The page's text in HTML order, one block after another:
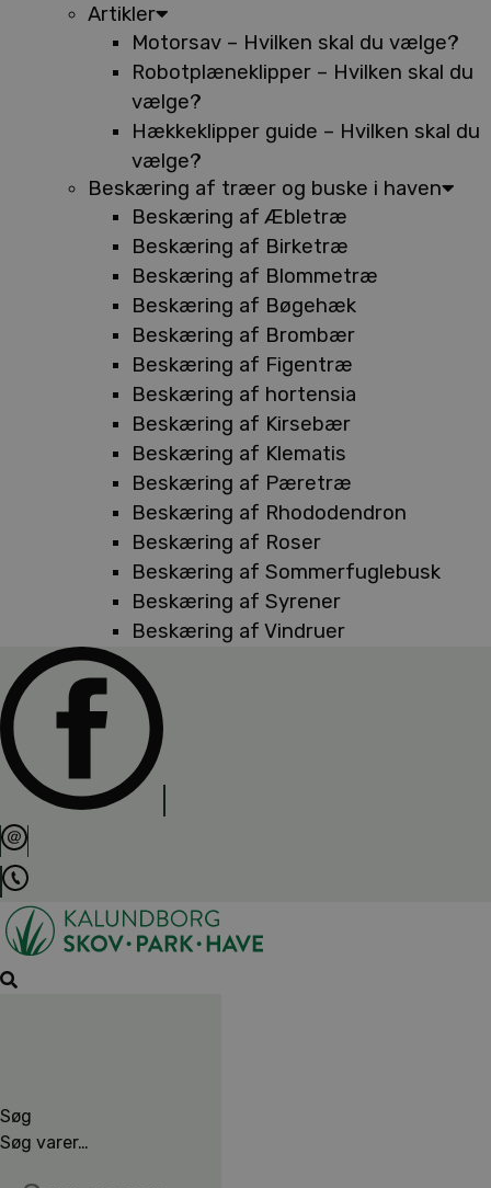
Artikler
Motorsav – Hvilken skal du vælge?
Robotplæneklipper – Hvilken skal du
vælge?
Hækkeklipper guide – Hvilken skal du
vælge?
Beskæring af træer og buske i haven
Beskæring af Æbletræ
Beskæring af Birketræ
Beskæring af Blommetræ
Beskæring af Bøgehæk
Beskæring af Brombær
Beskæring af Figentræ
Beskæring af hortensia
Beskæring af Kirsebær
Beskæring af Klematis
Beskæring af Pæretræ
Beskæring af Rhododendron
Beskæring af Roser
Beskæring af Sommerfuglebusk
Beskæring af Syrener
Beskæring af Vindruer
Søg
Søg varer…